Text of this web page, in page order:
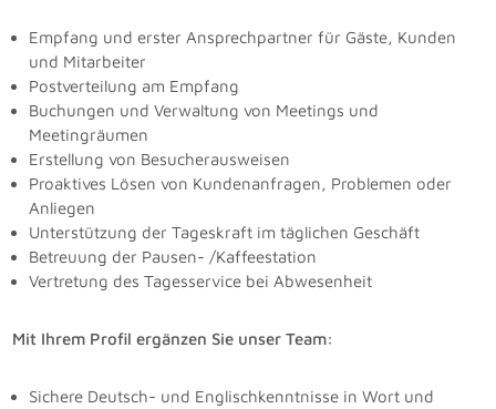
Empfang und erster Ansprechpartner für Gäste, Kunden
und Mitarbeiter
Postverteilung am Empfang
Buchungen und Verwaltung von Meetings und
Meetingräumen
Erstellung von Besucherausweisen
Proaktives Lösen von Kundenanfragen, Problemen oder
Anliegen
Unterstützung der Tageskraft im täglichen Geschäft
Betreuung der Pausen- /Kaffeestation
Vertretung des Tagesservice bei Abwesenheit
Mit Ihrem Profil ergänzen Sie unser Team:
Sichere Deutsch- und Englischkenntnisse in Wort und